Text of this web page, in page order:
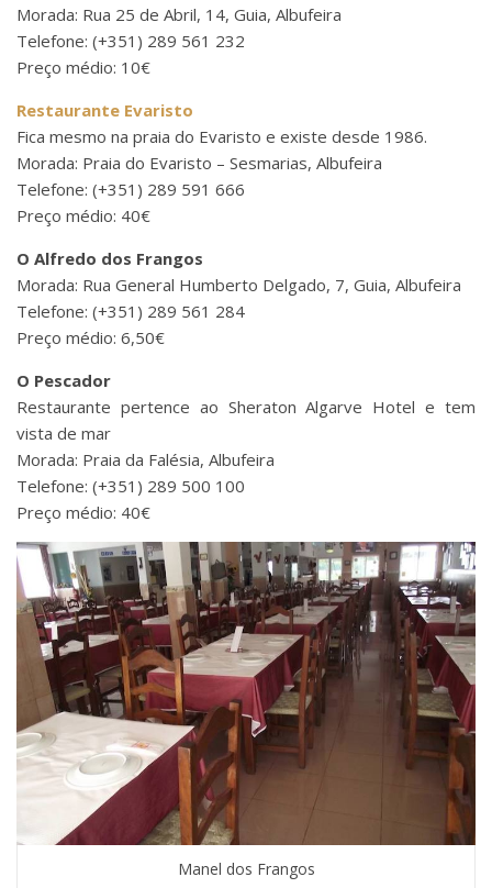
Morada: Rua 25 de Abril, 14, Guia, Albufeira
Telefone: (+351) 289 561 232
Preço médio: 10€
Restaurante Evaristo
Fica mesmo na praia do Evaristo e existe desde 1986.
Morada: Praia do Evaristo – Sesmarias, Albufeira
Telefone: (+351) 289 591 666
Preço médio: 40€
O Alfredo dos Frangos
Morada: Rua General Humberto Delgado, 7, Guia, Albufeira
Telefone: (+351) 289 561 284
Preço médio: 6,50€
O Pescador
Restaurante pertence ao Sheraton Algarve Hotel e tem
vista de mar
Morada: Praia da Falésia, Albufeira
Telefone: (+351) 289 500 100
Preço médio: 40€
Manel dos Frangos